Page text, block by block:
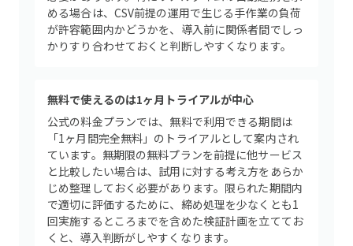
める場合は、CSV前提の運用で生じる手作業の負荷
が許容範囲内かどうかを、導入前に関係者間でしっ
かりすり合わせておくと判断しやすくなります。
無料で使えるのは1ヶ月トライアルが中心
公式の料金プランでは、無料で利用できる期間は
「1ヶ月間完全無料」のトライアルとして案内され
ています。無期限の無料プランを前提に他サービス
と比較したい場合は、試用に対する考え方をあらか
じめ整理しておく必要があります。限られた期間内
で適切に評価するために、締め処理を少なくとも1
回実施するところまでを含めた検証計画を立ててお
くと、導入判断がしやすくなります。